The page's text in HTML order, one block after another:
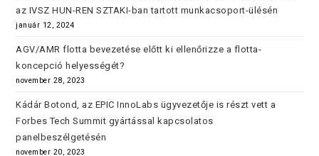
az IVSZ HUN-REN SZTAKI-ban tartott munkacsoport-ülésén
január 12, 2024
AGV/AMR flotta bevezetése előtt ki ellenőrizze a flotta-
koncepció helyességét?
november 28, 2023
Kádár Botond, az EPIC InnoLabs ügyvezetője is részt vett a
Forbes Tech Summit gyártással kapcsolatos
panelbeszélgetésén
november 20, 2023